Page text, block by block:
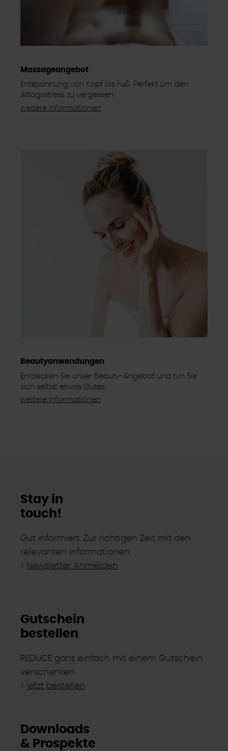
Massageangebot
Entspannung von Kopf bis Fuß. Perfekt um den
Alltagsstress zu vergessen.
weitere Informationen
Beautyanwendungen
Entdecken Sie unser Beauty-Angebot und tun Sie
sich selbst etwas Gutes.
weitere Informationen
Stay in
touch!
Gut informiert. Zur richtigen Zeit mit den
relevanten Informationen.
> Newsletter Anmelden
Gutschein
bestellen
REDUCE ganz einfach mit einem Gutschein
verschenken.
> jetzt bestellen
Downloads
& Prospekte